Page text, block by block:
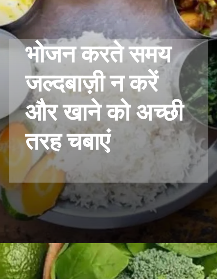
भोजन करते समय
जल्दबाज़ी न करें
और खाने को अच्छी
तरह चबाएं